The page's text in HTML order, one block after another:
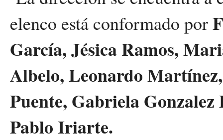
elenco está conformado por
García, Jésica Ramos,
Albelo, Leonardo
Puente, Gabriela
Pablo Iriarte.